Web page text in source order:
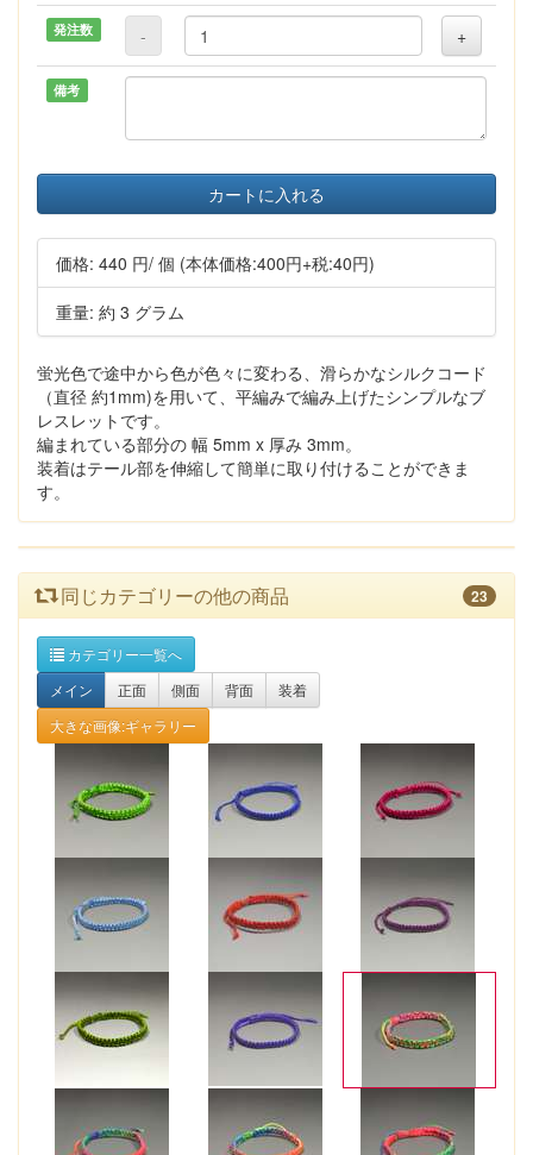
発注数 - +
備考
カートに入れる
価格: 440 円/ 個 (本体価格:400円+税:40円)
重量: 約 3 グラム
蛍光色で途中から色が色々に変わる、滑らかなシルクコード
（直径 約1mm)を用いて、平編みで編み上げたシンプルなブ
レスレットです。
編まれている部分の 幅 5mm x 厚み 3mm。
装着はテール部を伸縮して簡単に取り付けることができま
す。
同じカテゴリーの他の商品 23
カテゴリー一覧へ
メイン
正面 側面 背面
装着
大きな画像:ギャラリー